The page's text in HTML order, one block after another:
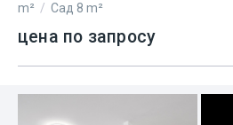
m² / Сад 8 m²
цена по запросу